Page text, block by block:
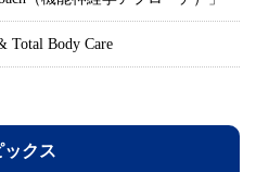
Total Body Care
ックス